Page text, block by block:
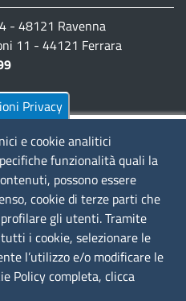
- 48121 Ravenna
11 - 44121 Ferrara
Privacy
e cookie analitici
funzionalità quali la
possono essere
cookie di terze parti che
gli utenti. Tramite
i cookie, selezionare le
l’utilizzo e/o modificare le
Policy completa, clicca